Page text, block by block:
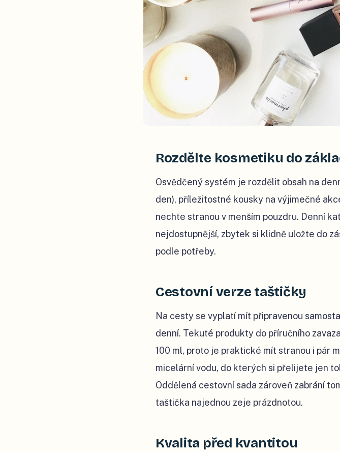
Rozdělte kosmetiku do
Osvědčený systém je rozdělit obsah na
den), příležitostné kousky na výjimečné
nechte stranou v menším pouzdru. Denní
nejdostupnější, zbytek si klidně uložte do
podle potřeby.
Cestovní verze taštičky
Na cesty se vyplatí mít připravenou
denní. Tekuté produkty do příručního
100 ml, proto je praktické mít stranou i pár
micelární vodu, do kterých si přelijete jen
Oddělená cestovní sada zároveň zabrání
taštička najednou zeje prázdnotou.
Kvalita před kvantitou